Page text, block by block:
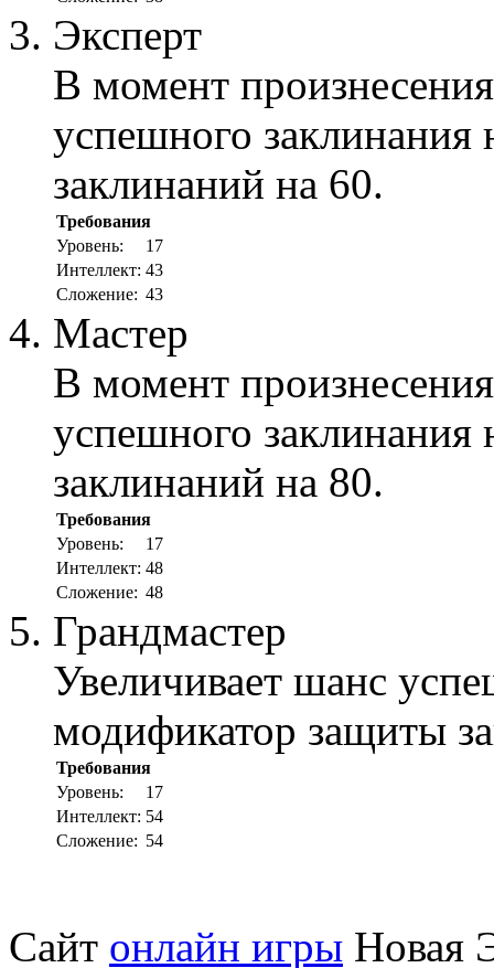
Эксперт
В момент
успешного
заклинаний на 60.
Требования
Уровень:
17
Интеллект: 43
Сложение: 43
Мастер
В момент
успешного
заклинаний на 80.
Требования
Уровень:
17
Интеллект: 48
Сложение: 48
Грандмастер
Увеличивает шанс
модификатор защиты
Требования
Уровень:
17
Интеллект: 54
Сложение: 54
Сайт онлайн игры Новая